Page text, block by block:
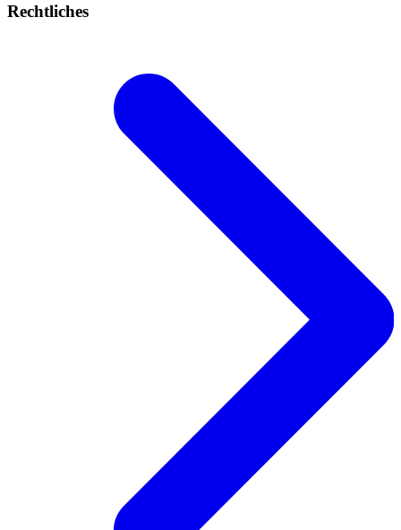
Rechtliches